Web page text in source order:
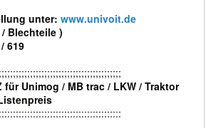
unter:www.univoit.de
Blechteile )
619
für Unimog / MB trac / LKW / Traktor